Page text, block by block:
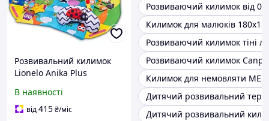
Розвивальний килимок
Lionelo Anika Plus
В наявності
від415₴/міс
Розвиваючий килимок від 0
Килимок для малюків
Розвиваючий килимок тіні
Розвиваючий килимок
Килимок для немовляти ME
Дитячий розвивальний
Дитячий розвивальний